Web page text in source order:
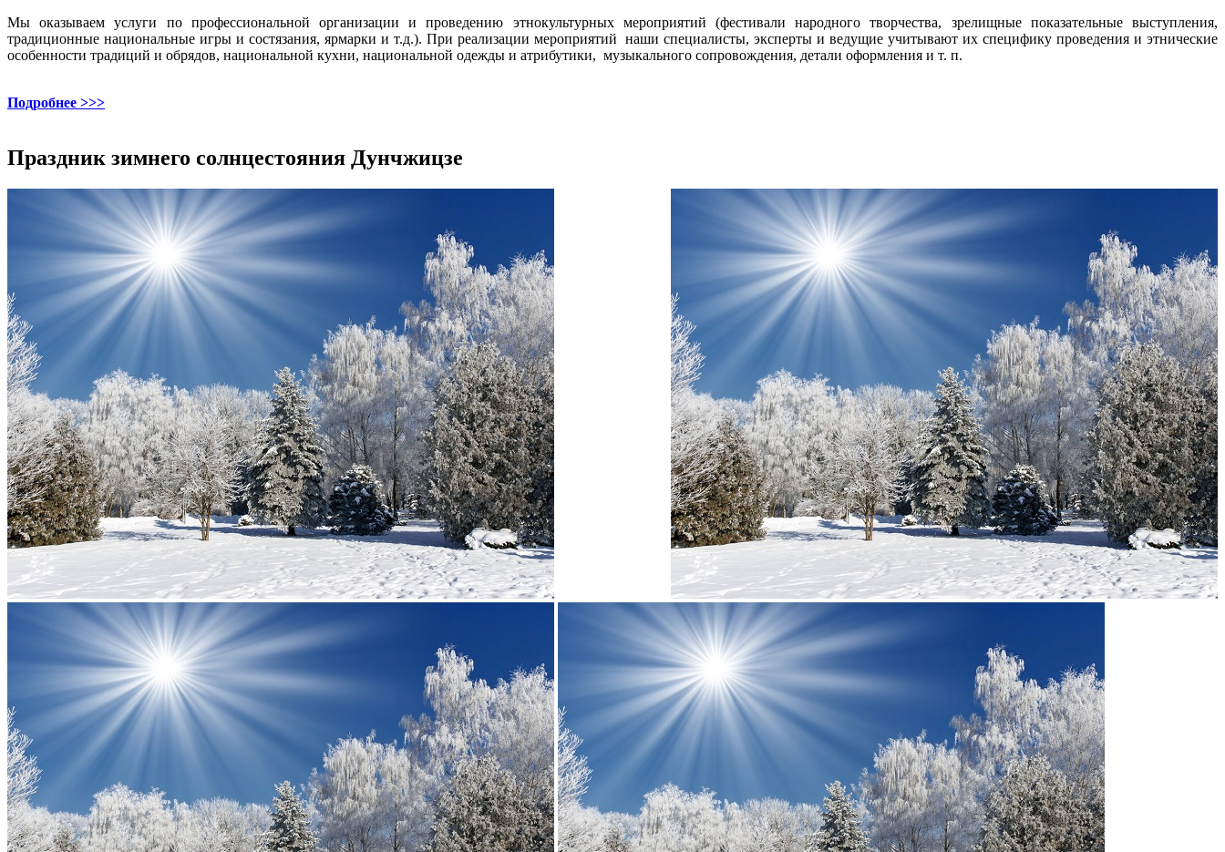
Мы оказываем услуги по профессиональной организации и проведению этнокультурных мероприятий (фестивали народного творчества, зрелищные показательные выступления,
традиционные национальные игры и состязания, ярмарки и т.д.). При реализации мероприятий наши специалисты, эксперты и ведущие учитывают их специфику проведения и этнические
особенности традиций и обрядов, национальной кухни, национальной одежды и атрибутики, музыкального сопровождения, детали оформления и т. п.
Подробнее >>>
Праздник зимнего солнцестояния Дунчжицзе